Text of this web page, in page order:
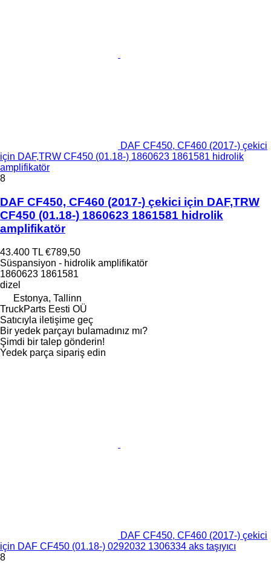
DAF CF450, CF460 (2017-) çekici
için DAF,TRW CF450 (01.18-) 1860623 1861581 hidrolik
amplifikatör
8
DAF CF450, CF460 (2017-) çekici için DAF,TRW
CF450 (01.18-) 1860623 1861581 hidrolik
amplifikatör
43.400 TL €789,50
Süspansiyon - hidrolik amplifikatör
1860623 1861581
dizel
Estonya, Tallinn
TruckParts Eesti OÜ
Satıcıyla iletişime geç
Bir yedek parçayı bulamadınız mı?
Şimdi bir talep gönderin!
Yedek parça sipariş edin
DAF CF450, CF460 (2017-) çekici
için DAF CF450 (01.18-) 0292032 1306334 aks taşıyıcı
8